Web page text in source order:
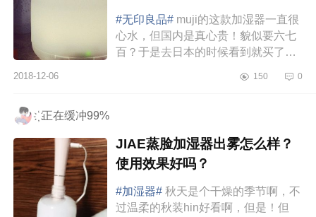
#无印良品# muji的这款加湿器一直很
心水，但国内是真心贵！貌似要六七
百？于是去日本的时候看到就买了，
间）。使用这款东东还需要配几款
2018-12-06 150 0
҉ 正在缓冲99%
JIAE蒸脸加湿器出雾怎么样？
使用效果好吗？
#加湿器# 秋天是个干燥的季节啊，不
过温柔的秋装hin好看啊，但是！但